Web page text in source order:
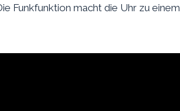
Funkfunktion macht die Uhr zu einem